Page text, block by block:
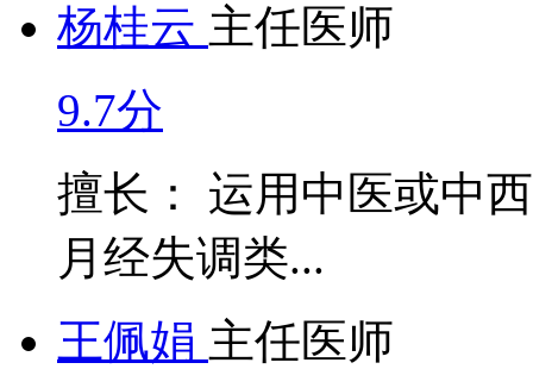
杨桂云 主任医师
9.7分
擅长： 运用中医或中
月经失调类...
王佩娟 主任医师